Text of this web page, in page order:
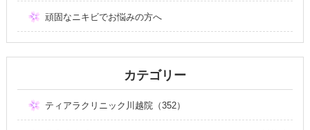
頑固なニキビでお悩みの方へ
カテゴリー
ティアラクリニック川越院（352）